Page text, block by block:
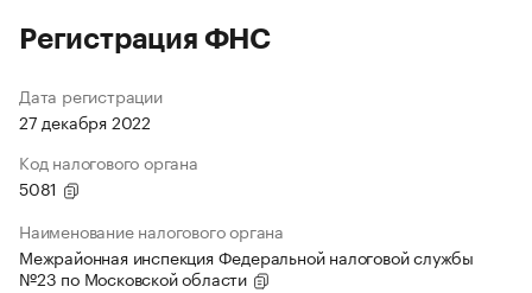
Регистрация ФНС
Дата регистрации
27 декабря 2022
Код налогового органа
5081
Наименование налогового органа
Межрайонная инспекция Федеральной налоговой службы
№23 по Московской области